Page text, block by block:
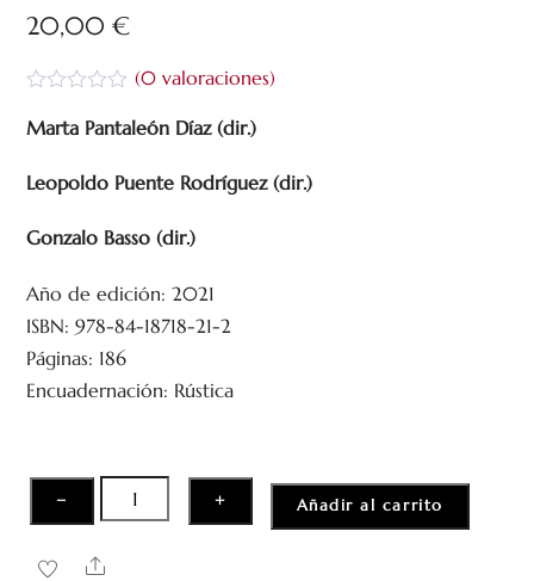
20,00€
a
r
o
n
0
d
e
(0valoraciones)
Marta Pantaleón Díaz (dir.)
Leopoldo Puente Rodríguez (dir.)
Gonzalo Basso (dir.)
Año de edición: 2021
ISBN: 978-84-18718-21-2
Páginas: 186
Encuadernación: Rústica
−
Casos
de
la
+ Añadir al carrito
Share